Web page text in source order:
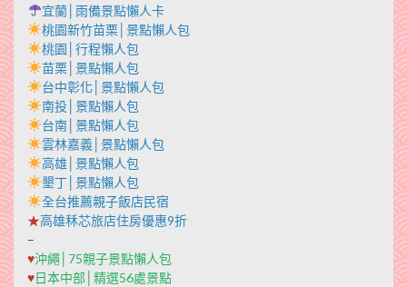
宜蘭│雨備景點懶人卡
桃園新竹苗栗│景點懶人包
桃園│行程懶人包
苗栗│景點懶人包
台中彰化│景點懶人包
南投│景點懶人包
台南│景點懶人包
雲林嘉義│景點懶人包
高雄│景點懶人包
墾丁│景點懶人包
全台推薦親子飯店民宿
★高雄秝芯旅店住房優惠9折
–
♥沖繩│75親子景點懶人包
♥日本中部│精選56處景點